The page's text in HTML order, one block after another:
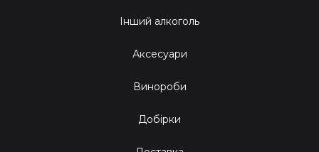
Інший алкоголь
Аксесуари
Винороби
Добірки